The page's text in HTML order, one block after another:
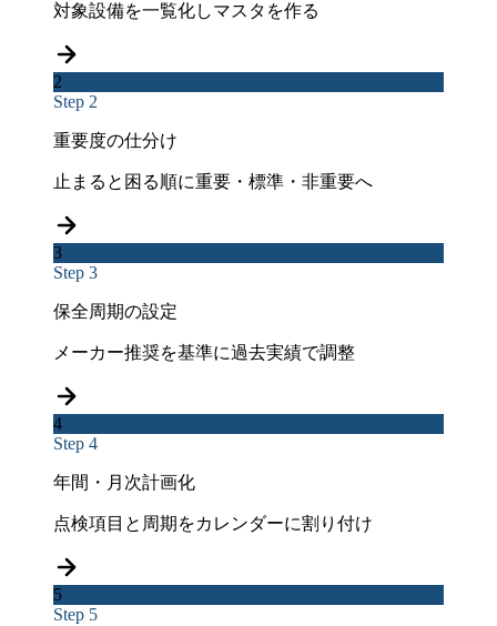
対象設備を一覧化しマスタを作る
2
Step 2
重要度の仕分け
止まると困る順に重要・標準・非重要へ
3
Step 3
保全周期の設定
メーカー推奨を基準に過去実績で調整
4
Step 4
年間・月次計画化
点検項目と周期をカレンダーに割り付け
5
Step 5